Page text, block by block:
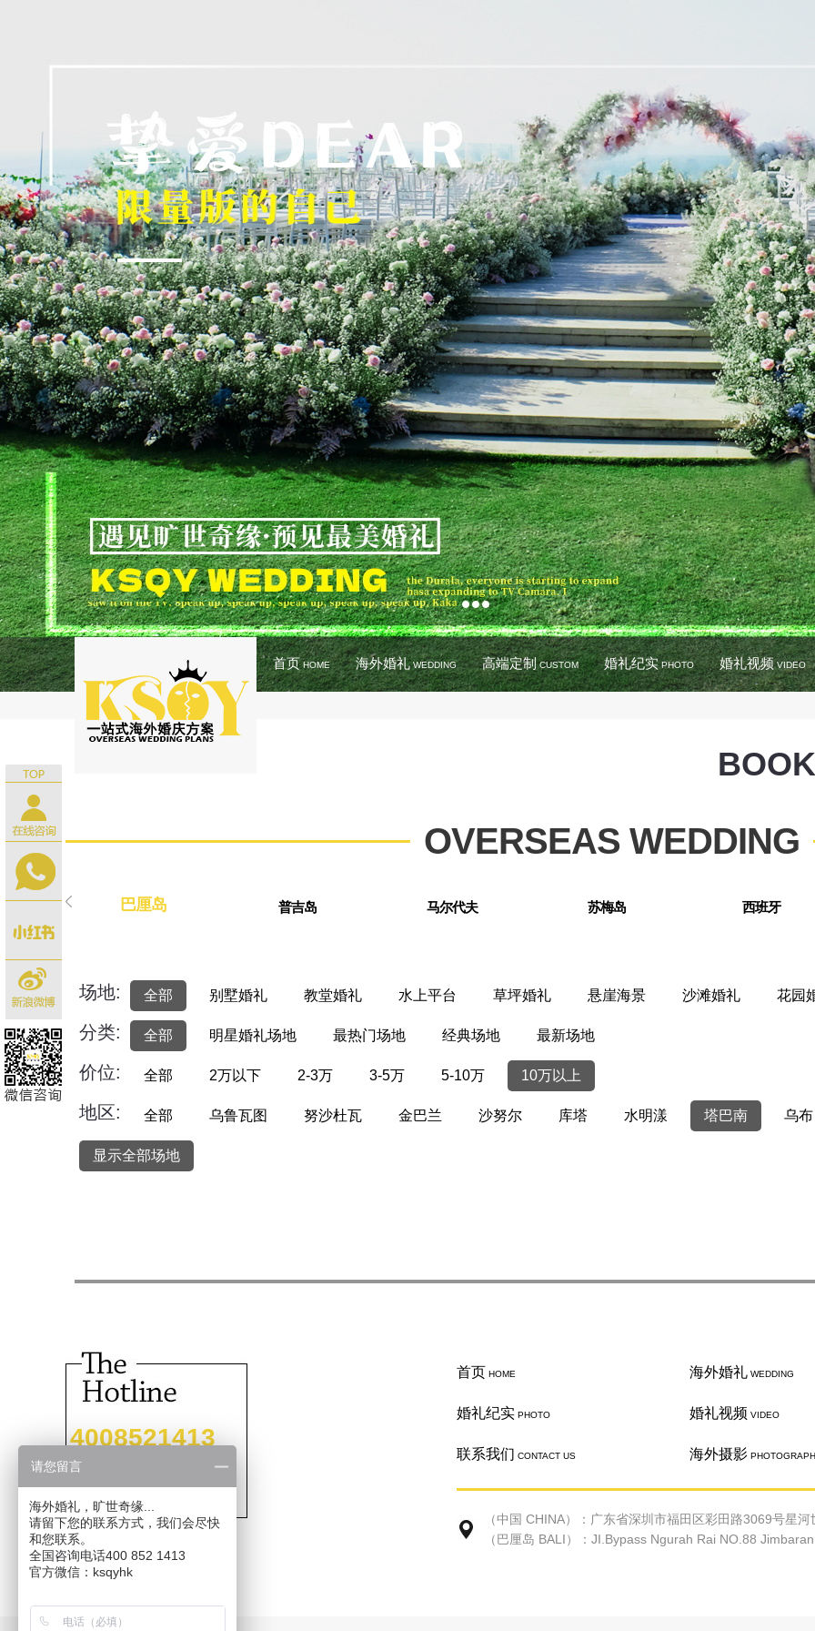
首页HOME 海外婚礼WEDDING 高端定制CUSTOM 婚礼纪实PHOTO 婚礼视频VIDEO
OVERSEAS WEDDING
巴厘岛 普吉岛 马尔代夫 苏梅岛 西班牙
场地: 全部 别墅婚礼 教堂婚礼 水上平台 草坪婚礼 悬崖海景 沙滩婚礼 花园
分类: 全部 明星婚礼场地 最热门场地 经典场地 最新场地
价位: 全部 2万以下 2-3万 3-5万 5-10万 10万以上
地区: 全部 乌鲁瓦图 努沙杜瓦 金巴兰 沙努尔 库塔 水明漾 塔巴南 乌布
显示全部场地
4008521413
首页 HOME 海外婚礼 WEDDING
婚礼纪实 PHOTO 婚礼视频 VIDEO
联系我们 CONTACT US 海外摄影
（中国 CHINA）：广东省深圳市福田区彩田路3069号星
（巴厘岛 BALI）：JI.Bypass Ngurah Rai NO.88
请您留言
海外婚礼，旷世奇缘...
请留下您的联系方式，我们会尽快
和您联系。
全国咨询电话400 852 1413
官方微信：ksqyhk